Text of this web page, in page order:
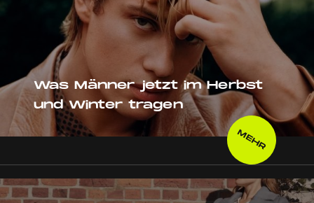
Was Männer jetzt im Herbst
und Winter tragen
MEHR